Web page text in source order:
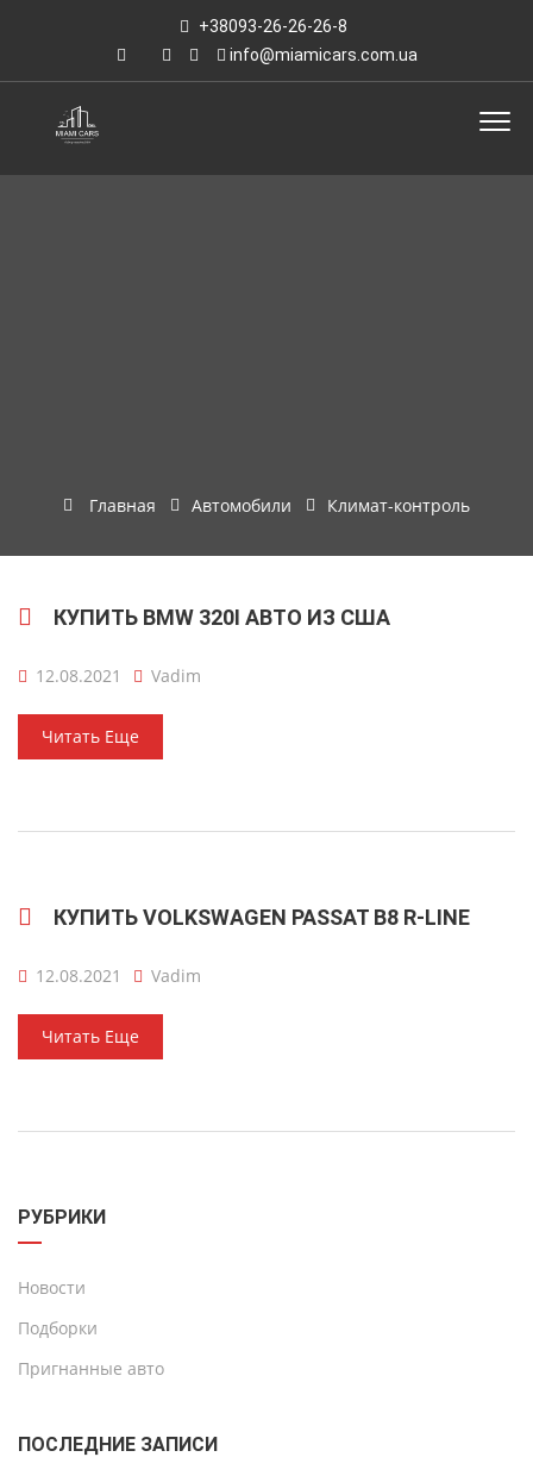
+38093-26-26-26-8
info@miamicars.com.ua
Главная Автомобили Климат-контроль
КУПИТЬ BMW 320I АВТО ИЗ США
12.08.2021 Vadim
Читать Еще
КУПИТЬ VOLKSWAGEN PASSAT B8 R-LINE
12.08.2021 Vadim
Читать Еще
РУБРИКИ
Новости
Подборки
Пригнанные авто
ПОСЛЕДНИЕ ЗАПИСИ